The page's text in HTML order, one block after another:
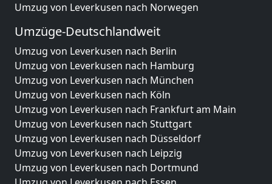
Umzug von Leverkusen nach Norwegen
Umzüge-Deutschlandweit
Umzug von Leverkusen nach Berlin
Umzug von Leverkusen nach Hamburg
Umzug von Leverkusen nach München
Umzug von Leverkusen nach Köln
Umzug von Leverkusen nach Frankfurt am Main
Umzug von Leverkusen nach Stuttgart
Umzug von Leverkusen nach Düsseldorf
Umzug von Leverkusen nach Leipzig
Umzug von Leverkusen nach Dortmund